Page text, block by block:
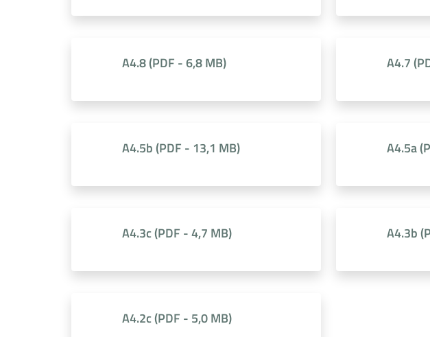
A4.8(PDF -6,8 MB) A4.7(
A4.5b(PDF - 13,1 MB) A4.5a(
A4.3c(PDF -4,7 MB) A4.3b(
A4.2c(PDF - 5,0 MB)